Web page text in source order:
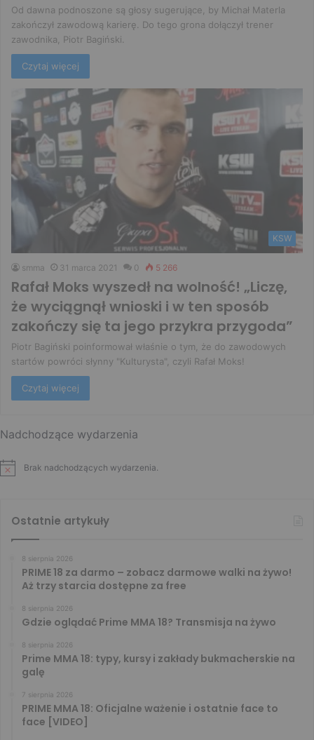
Od dawna podnoszone są głosy sugerujące, by Michał Materla
zakończył zawodową karierę. Do tego grona dołączył trener
zawodnika, Piotr Bagiński.
Czytaj więcej
KSW
smma 31 marca 2021 0 5 266
Rafał Moks wyszedł na wolność! „Liczę,
że wyciągnął wnioski i w ten sposób
zakończy się ta jego przykra przygoda”
Piotr Bagiński poinformował właśnie o tym, że do zawodowych
startów powróci słynny "Kulturysta", czyli Rafał Moks!
Czytaj więcej
Nadchodzące wydarzenia
Brak nadchodzących wydarzenia.
Ostatnie artykuły
8 sierpnia 2026
PRIME 18 za darmo – zobacz darmowe walki na żywo!
Aż trzy starcia dostępne za free
8 sierpnia 2026
Gdzie oglądać Prime MMA 18? Transmisja na żywo
8 sierpnia 2026
Prime MMA 18: typy, kursy i zakłady bukmacherskie na
galę
7 sierpnia 2026
PRIME MMA 18: Oficjalne ważenie i ostatnie face to
face [VIDEO]